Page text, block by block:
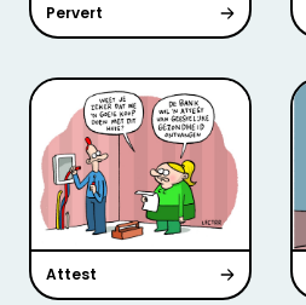
Pervert
Attest